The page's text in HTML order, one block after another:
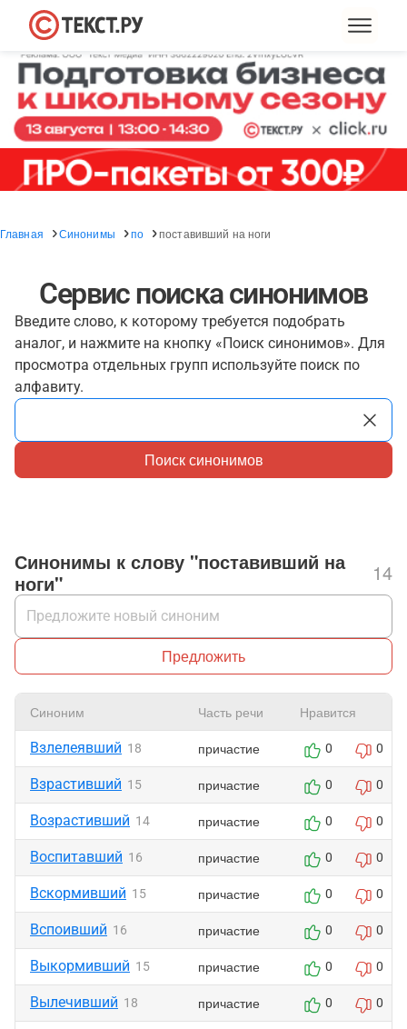
Главная Синонимы по поставивший на ноги
Сервис поиска синонимов
Введите слово, к которому требуется подобрать
аналог, и нажмите на кнопку «Поиск синонимов». Для
просмотра отдельных групп используйте поиск по
алфавиту.
Поиск синонимов
Синонимы к слову "поставивший на
ноги"
14
Предложить
Синоним Часть речи Нравится
Взлелеявший 18 причастие 0 0
Взрастивший 15 причастие 0 0
Возрастивший 14 причастие 0 0
Воспитавший 16 причастие 0 0
Вскормивший 15 причастие 0 0
Вспоивший 16 причастие 0 0
Выкормивший 15 причастие 0 0
Вылечивший 18 причастие 0 0